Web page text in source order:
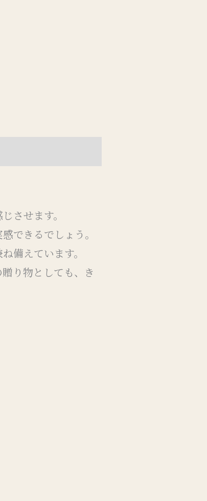
させます。
できるでしょう。
備えています。
り物としても、き